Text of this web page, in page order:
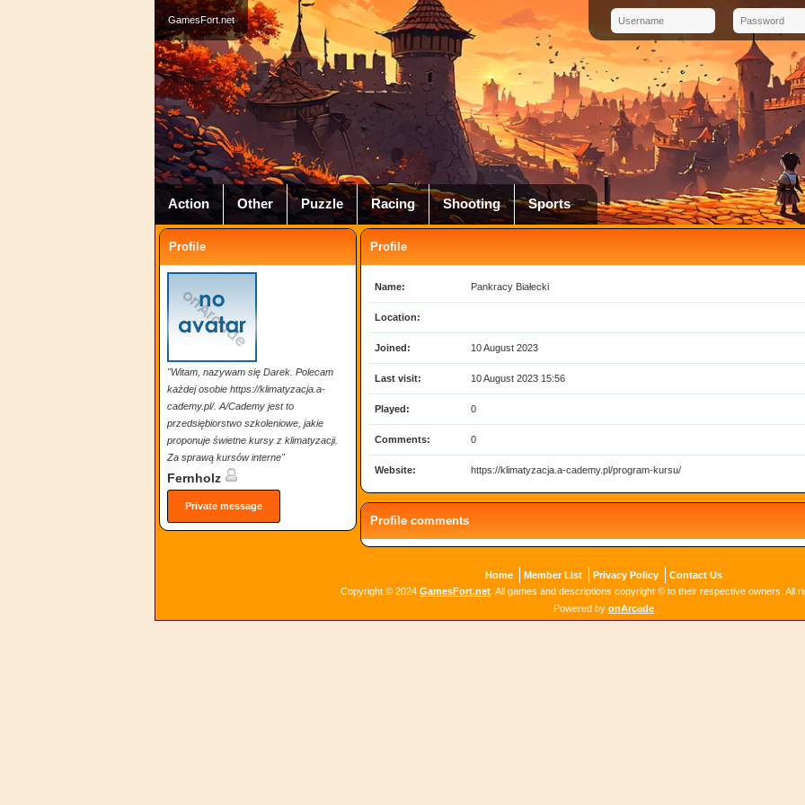
GamesFort.net
Action Other Puzzle Racing Shooting Sports
Profile
"Witam, nazywam się Darek. Polecam
każdej osobie https://klimatyzacja.a-
cademy.pl/. A/Cademy jest to
przedsiębiorstwo szkoleniowe, jakie
proponuje świetne kursy z klimatyzacji.
Za sprawą kursów interne"
Fernholz
Private message
Profile
Name: Pankracy Białecki
Location:
Joined: 10 August 2023
Last visit: 10 August 2023 15:56
Played: 0
Comments: 0
Website: https://klimatyzacja.a-cademy.pl/program-kursu/
Profile comments
Home Member List Privacy Policy
Contact Us
Copyright © 2024 GamesFort.net . All games and descriptions copyright © to their respective owners. All
Powered by onArcade